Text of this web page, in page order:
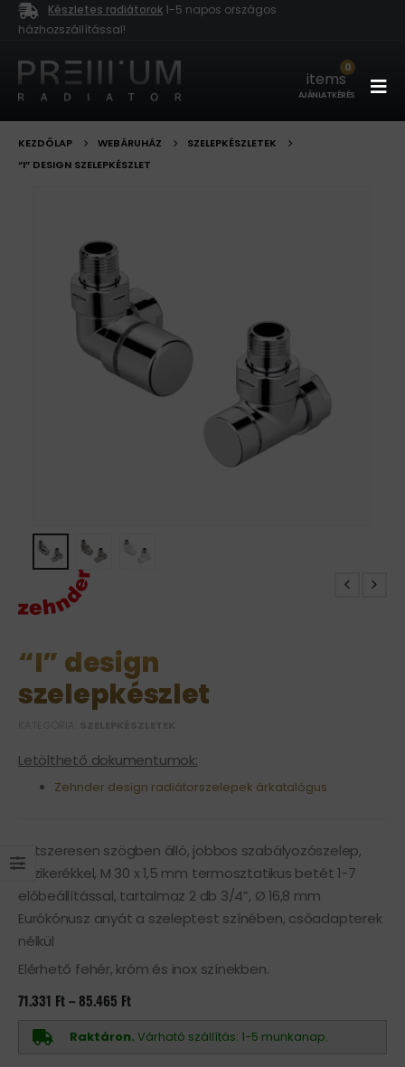
Készletes radiátorok 1-5 napos országos
házhozszállítással!
0
items
AJÁNLATKÉRÉS
KEZDŐLAP WEBÁRUHÁZ
SZELEPKÉSZLETEK
“I” DESIGN SZELEPKÉSZLET
“I” design
szelepkészlet
Letölthető dokumentumok:
Zehnder design radiátorszelepek árkatalógus
Kétszeresen szögben álló, jobbos szabályozószelep,
kézikerékkel, M 30 x 1,5 mm termosztatikus betét 1-7
előbeállítással, tartalmaz 2 db 3/4”, Ø 16,8 mm
Eurókónusz anyát a szeleptest színében, csőadapterek
nélkül
Elérhető fehér, króm és inox színekben.
71.331 Ft–85.465 FtÁrtartomány:
71.331 Ft
85.465 Ft
Raktáron. Várható szállítás: 1-5 munkanap.